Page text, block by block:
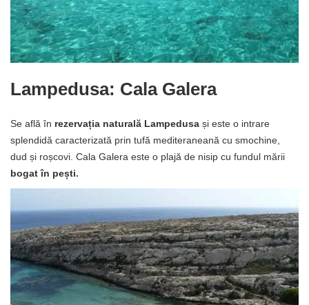
Lampedusa: Cala Galera
Se află în rezervația naturală Lampedusa și este o intrare
splendidă caracterizată prin tufă mediteraneană cu smochine,
dud și roșcovi. Cala Galera este o plajă de nisip cu fundul mării
bogat în pești.